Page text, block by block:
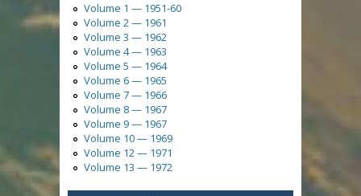
Volume 1 — 1951-60
Volume 2 — 1961
Volume 3 — 1962
Volume 4 — 1963
Volume 5 — 1964
Volume 6 — 1965
Volume 7 — 1966
Volume 8 — 1967
Volume 9 — 1967
Volume 10 — 1969
Volume 12 — 1971
Volume 13 — 1972